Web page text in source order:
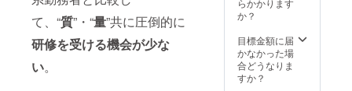
て、“質”・“量”共に圧倒的に
研修を受ける機会が少な
い。
ジネス倍増
を達成。300
名のチーム
で始まった
各種改革
阪 在
住）
らかかります
か？
目標金額に届
かなかった場
合どうなりま
すか？